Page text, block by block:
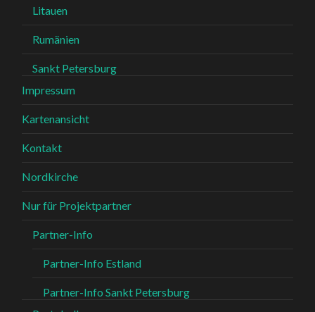
Litauen
Rumänien
Sankt Petersburg
Impressum
Kartenansicht
Kontakt
Nordkirche
Nur für Projektpartner
Partner-Info
Partner-Info Estland
Partner-Info Sankt Petersburg